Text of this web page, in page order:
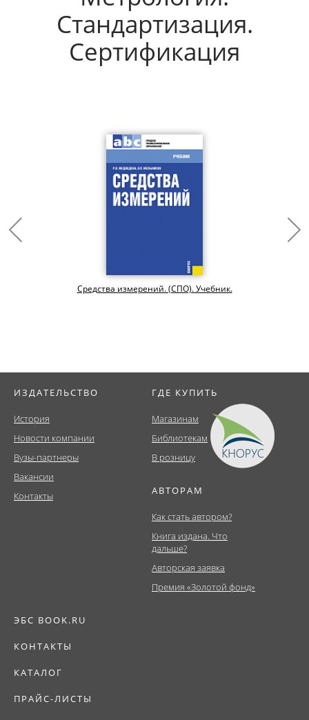
Стандартизация.
Сертификация
Средства измерений. (СПО). Учебник.
ИЗДАТЕЛЬСТВО
История
Новости компании
Вузы-партнеры
Вакансии
Контакты
ГДЕ КУПИТЬ
Магазинам
Библиотекам
В розницу
АВТОРАМ
Как стать автором?
Книга издана. Что
дальше?
Авторская заявка
Премия «Золотой фонд»
ЭБС BOOK.RU
КОНТАКТЫ
КАТАЛОГ
ПРАЙС-ЛИСТЫ